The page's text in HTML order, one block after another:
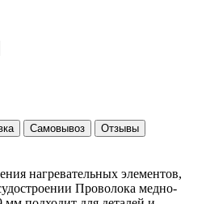
Самовывоз
Отзывы
нагревательных элементов,
Проволока медно-